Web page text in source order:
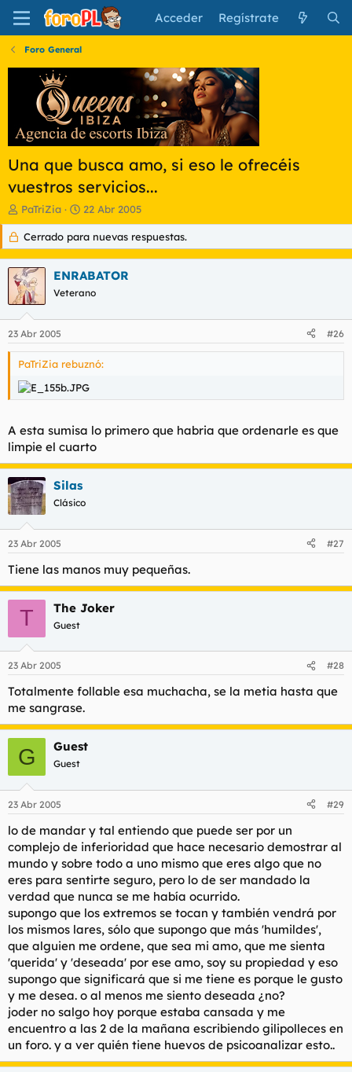
Acceder Regístrate
Foro General
Una que busca amo, si eso le ofrecéis
vuestros servicios...
I
n
c
i
a
d
o
r
d
e
l
t
e
PaTriZia
F
e
c
h
d
e
n
c
i
22 Abr 2005
Cerrado para nuevas respuestas.
ENRABATOR
Veterano
23 Abr 2005 #26
PaTriZia rebuznó:
A esta sumisa lo primero que habria que ordenarle es que
limpie el cuarto
Silas
Clásico
23 Abr 2005 #27
Tiene las manos muy pequeñas.
T The Joker
Guest
23 Abr 2005 #28
Totalmente follable esa muchacha, se la metia hasta que
me sangrase.
G Guest
Guest
23 Abr 2005 #29
lo de mandar y tal entiendo que puede ser por un
complejo de inferioridad que hace necesario demostrar al
mundo y sobre todo a uno mismo que eres algo que no
eres para sentirte seguro, pero lo de ser mandado la
verdad que nunca se me había ocurrido.
supongo que los extremos se tocan y también vendrá por
los mismos lares, sólo que supongo que más 'humildes',
que alguien me ordene, que sea mi amo, que me sienta
'querida' y 'deseada' por ese amo, soy su propiedad y eso
supongo que significará que si me tiene es porque le gusto
y me desea. o al menos me siento deseada ¿no?
joder no salgo hoy porque estaba cansada y me
encuentro a las 2 de la mañana escribiendo gilipolleces en
un foro. y a ver quién tiene huevos de psicoanalizar esto..